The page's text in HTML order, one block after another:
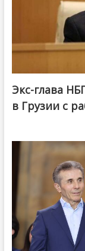
Экс-глава
в Грузии с